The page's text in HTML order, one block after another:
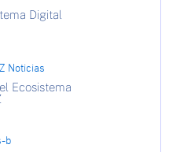
Digital
Ecosistema